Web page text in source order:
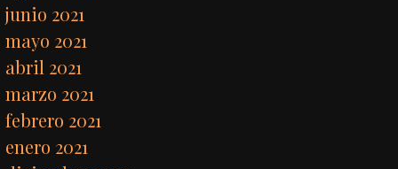
junio 2021
mayo 2021
abril 2021
marzo 2021
febrero 2021
enero 2021